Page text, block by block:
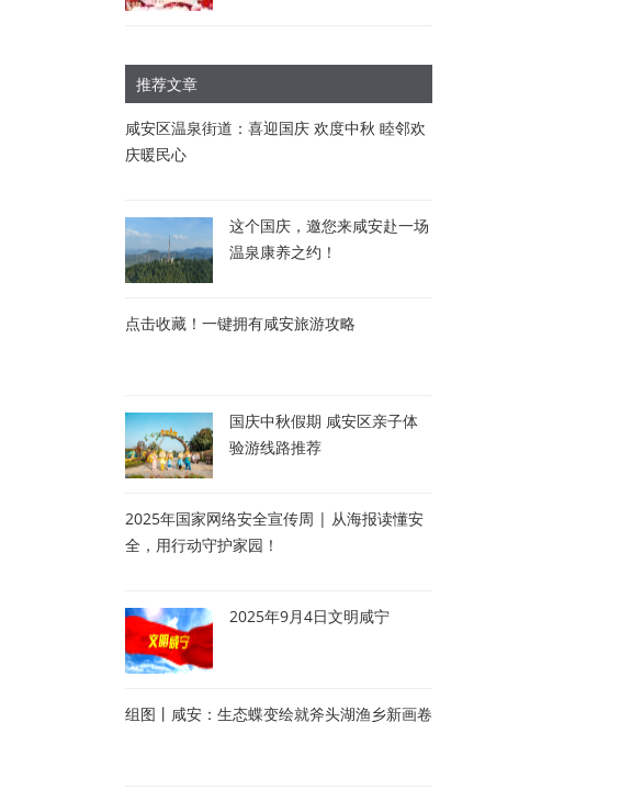
推荐文章
咸安区温泉街道：喜迎国庆 欢度中秋 睦邻欢
庆暖民心
这个国庆，邀您来咸安赴一场
温泉康养之约！
点击收藏！一键拥有咸安旅游攻略
国庆中秋假期 咸安区亲子体
验游线路推荐
2025年国家网络安全宣传周 | 从海报读懂安
全，用行动守护家园！
2025年9月4日文明咸宁
组图丨咸安：生态蝶变绘就斧头湖渔乡新画卷